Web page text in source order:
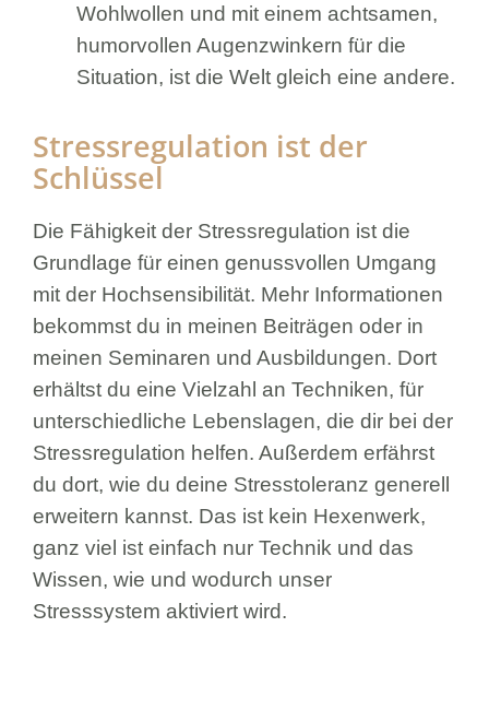
Wohlwollen und mit einem achtsamen,
humorvollen Augenzwinkern für die
Situation, ist die Welt gleich eine andere.
Stressregulation ist der
Schlüssel
Die Fähigkeit der Stressregulation ist die
Grundlage für einen genussvollen Umgang
mit der Hochsensibilität. Mehr Informationen
bekommst du in meinen Beiträgen oder in
meinen Seminaren und Ausbildungen. Dort
erhältst du eine Vielzahl an Techniken, für
unterschiedliche Lebenslagen, die dir bei der
Stressregulation helfen. Außerdem erfährst
du dort, wie du deine Stresstoleranz generell
erweitern kannst. Das ist kein Hexenwerk,
ganz viel ist einfach nur Technik und das
Wissen, wie und wodurch unser
Stresssystem aktiviert wird.